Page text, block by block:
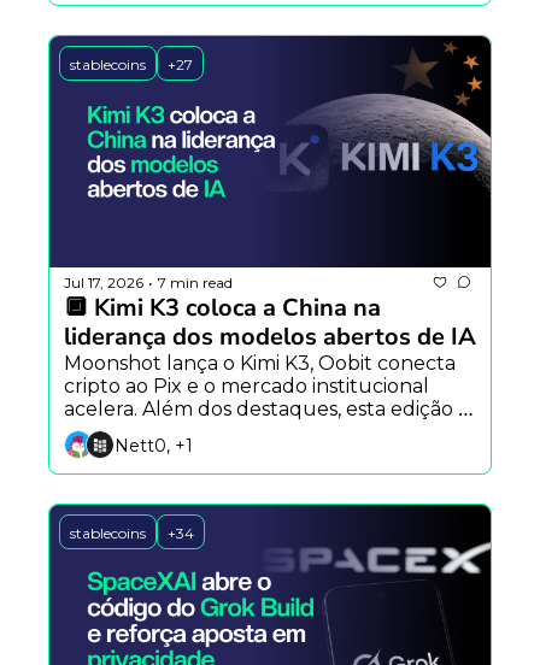
stablecoins +27
Jul 17, 2026 • 7 min read
🔲 Kimi K3 coloca a China na
liderança dos modelos abertos de IA
Moonshot lança o Kimi K3, Oobit conecta
cripto ao Pix e o mercado institucional
acelera. Além dos destaques, esta edição
marca a estreia das seções Caixa de
Ferramentas e Carreiras & Oportunidades.
Nett0, +1
stablecoins +34